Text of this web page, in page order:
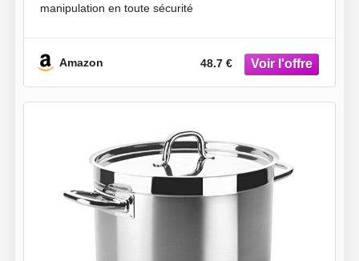
manipulation en toute sécurité
Compatible avec tous les types de cuisinières, y
compris l’induction
Va au
Amazon 48.7 €